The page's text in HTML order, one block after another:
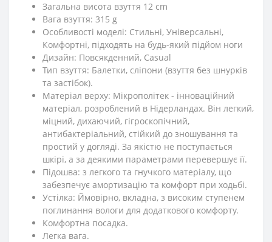
Загальна висота взуття 12 cm
Вага взуття: 315 g
Особливості моделі: Стильні, Універсальні,
Комфортні, підходять на будь-який підйом ноги
Дизайн: Повсякденний, Casual
Тип взуття: Балетки, сліпони (взуття без шнурків
та застібок).
Матеріал верху: Мікрополітек - інноваційний
матеріал, розроблений в Нідерландах. Він легкий,
міцний, дихаючий, гігроскопічний,
антибактеріальний, стійкий до зношування та
простий у догляді. За якістю не поступається
шкірі, а за деякими параметрами перевершує її.
Підошва: з легкого та гнучкого матеріалу, що
забезпечує амортизацію та комфорт при ходьбі.
Устілка: Ймовірно, вкладна, з високим ступенем
поглинання вологи для додаткового комфорту.
Комфортна посадка.
Легка вага.